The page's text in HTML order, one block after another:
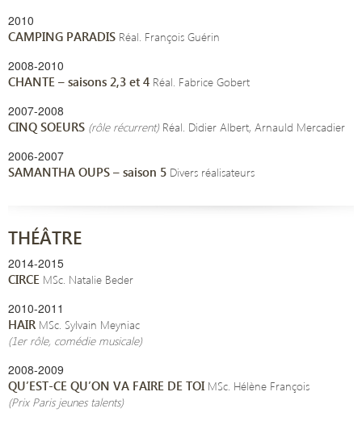
2010
CAMPING PARADIS Réal. François Guérin
2008-2010
CHANTE – saisons 2,3 et 4 Réal. Fabrice Gobert
2007-2008
CINQ SOEURS (rôle récurrent)Réal. Didier Albert, Arnauld Mercadier
2006-2007
SAMANTHA OUPS – saison 5 Divers réalisateurs
THÉÂTRE
2014-2015
CIRCE MSc. Natalie Beder
2010-2011
HAIR MSc. Sylvain Meyniac
(1er rôle, comédie musicale)
2008-2009
QU’EST-CE QU’ON VA FAIRE DE TOI MSc. Hélène François
(Prix Paris jeunes talents)